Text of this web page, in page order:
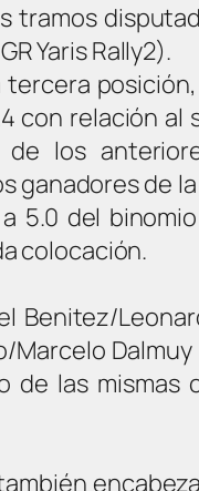
tramos
Yaris Rally2).
tercera
con relación al
de los
ganadores de
5.0 del
colocación.
Benitez/
de las mismas